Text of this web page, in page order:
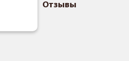
Отзывы